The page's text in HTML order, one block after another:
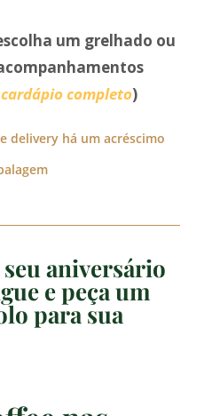
um grelhado ou
cardápio completo)
delivery há um acréscimo
aniversário
e peça um
para sua